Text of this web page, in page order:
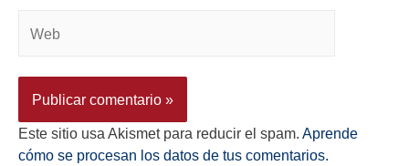
Este sitio usa Akismet para reducir el spam. Aprende
cómo se procesan los datos de tus comentarios.